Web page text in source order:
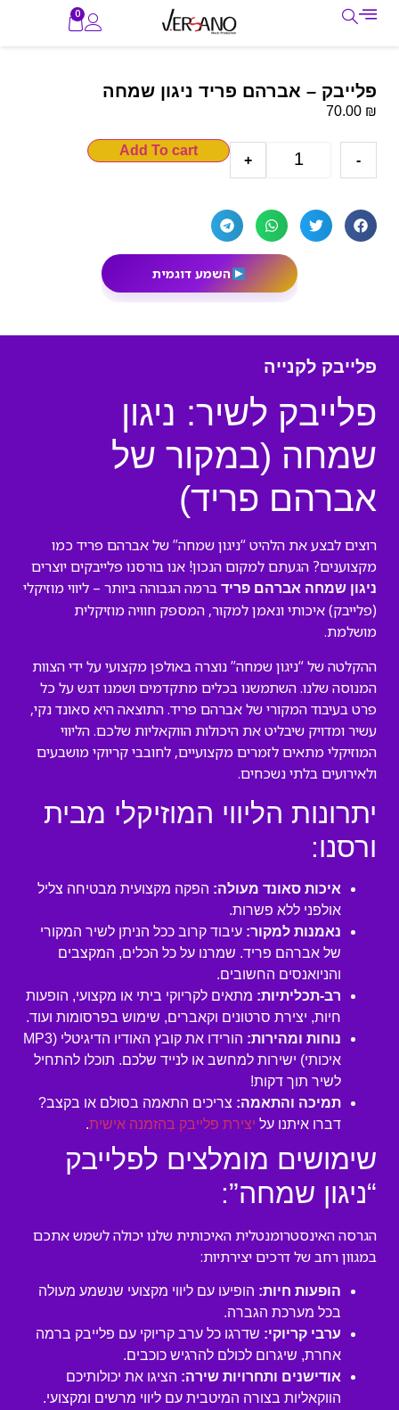
0
פלייבק – אברהם פריד ניגון שמחה
70.00 ₪
-
+
Add To cart
השמע דוגמית
פלייבק לקנייה
פלייבק לשיר: ניגון
שמחה (במקור של
אברהם פריד)
רוצים לבצע את הלהיט “ניגון שמחה” של אברהם פריד כמו
מקצוענים? הגעתם למקום הנכון! אנו בורסנו פלייבקים יוצרים
ניגון שמחה אברהם פריד ברמה הגבוהה ביותר – ליווי מוזיקלי
(פלייבק) איכותי ונאמן למקור, המספק חוויה מוזיקלית
מושלמת.
ההקלטה של “ניגון שמחה” נוצרה באולפן מקצועי על ידי הצוות
המנוסה שלנו. השתמשנו בכלים מתקדמים ושמנו דגש על כל
פרט בעיבוד המקורי של אברהם פריד. התוצאה היא סאונד נקי,
עשיר ומדויק שיבליט את היכולות הווקאליות שלכם. הליווי
המוזיקלי מתאים לזמרים מקצועיים, לחובבי קריוקי מושבעים
ולאירועים בלתי נשכחים.
יתרונות הליווי המוזיקלי מבית
ורסנו:
איכות סאונד מעולה: הפקה מקצועית מבטיחה צליל
אולפני ללא פשרות.
נאמנות למקור: עיבוד קרוב ככל הניתן לשיר המקורי
של אברהם פריד. שמרנו על כל הכלים, המקצבים
והניואנסים החשובים.
רב-תכליתיות: מתאים לקריוקי ביתי או מקצועי, הופעות
חיות, יצירת סרטונים וקאברים, שימוש בפרסומות ועוד.
נוחות ומהירות:
הורידו את קובץ האודיו הדיגיטלי (MP3
איכותי) ישירות למחשב או לנייד שלכם. תוכלו להתחיל
לשיר תוך דקות!
תמיכה והתאמה: צריכים התאמה בסולם או בקצב?
דברו איתנו על יצירת פלייבק בהזמנה אישית.
שימושים מומלצים לפלייבק
“ניגון שמחה”:
הגרסה האינסטרומנטלית האיכותית שלנו יכולה לשמש אתכם
במגוון רחב של דרכים יצירתיות:
הופעות חיות: הופיעו עם ליווי מקצועי שנשמע מעולה
בכל מערכת הגברה.
ערבי קריוקי: שדרגו כל ערב קריוקי עם פלייבק ברמה
אחרת, שיגרום לכולם להרגיש כוכבים.
אודישנים ותחרויות שירה: הציגו את יכולותיכם
הווקאליות בצורה המיטבית עם ליווי מרשים ומקצועי.